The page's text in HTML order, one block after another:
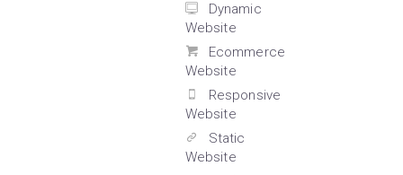
Dynamic
Website
Ecommerce
Website
Responsive
Website
Static
Website